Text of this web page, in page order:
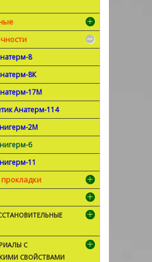
8
8К
17М
Анатерм-114
2М
6
11
С
СВОЙСТВАМИ